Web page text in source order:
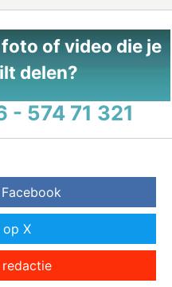
of video die je
delen?
- 574 71 321
op X